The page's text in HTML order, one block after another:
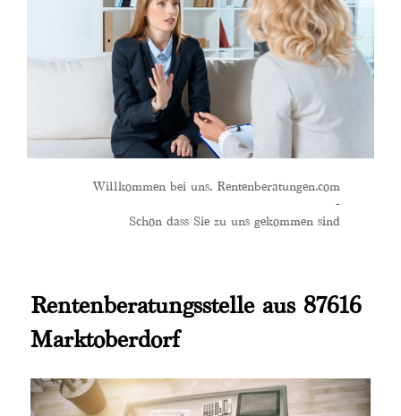
Willkommen bei uns. Rentenberatungen.com
-
Schön dass Sie zu uns gekommen sind
Rentenberatungsstelle aus 87616
Marktoberdorf